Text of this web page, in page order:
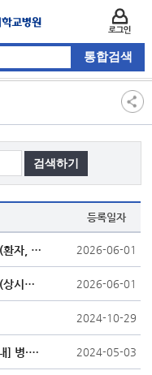
등록일자
내원 시 지켜야 할 감염 예방 수칙(환자, 보호자) 2026-06-01
내원 시 지켜야 할 감염 예방 수칙(상시출입자) 2026-06-01
2024-10-29
[요양기관 본인확인 강화 제도 안내] 병·의원 갈 땐 신분증 꼭 챙기세요! 2024-05-03